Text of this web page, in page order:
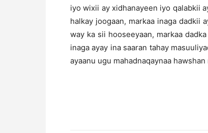
iyo wixii ay xidhanayeen iyo qalabkii
halkay joogaan, markaa inaga dadkii
way ka sii hooseeyaan, markaa
inaga ayay ina saaran tahay
ayaanu ugu mahadnaqaynaa